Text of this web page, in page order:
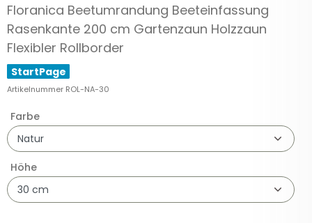
Floranica Beetumrandung Beeteinfassung
Rasenkante 200 cm Gartenzaun Holzzaun
Flexibler Rollborder
StartPage
Artikelnummer ROL-NA-30
Farbe
Höhe